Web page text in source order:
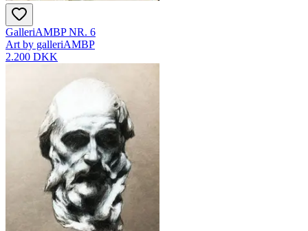
GalleriAMBP NR. 6
Art by galleriAMBP
2.200 DKK